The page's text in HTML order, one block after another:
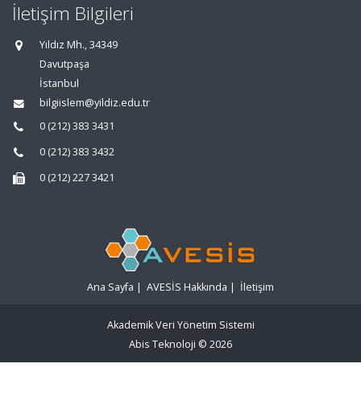
İletişim Bilgileri
Yıldız Mh., 34349
Davutpaşa
İstanbul
bilgiislem@yildiz.edu.tr
0 (212) 383 3431
0 (212) 383 3432
0 (212) 227 3421
Ana Sayfa | AVESİS Hakkında | İletişim
Akademik Veri Yönetim Sistemi
Abis Teknoloji © 2026